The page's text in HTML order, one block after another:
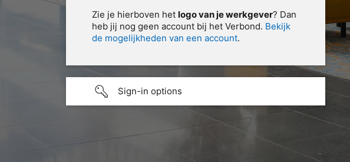
Zie je hierboven het logo van je werkgever? Dan
heb jij nog geen account bij het Verbond. Bekijk
de mogelijkheden van een account.
Sign-in options